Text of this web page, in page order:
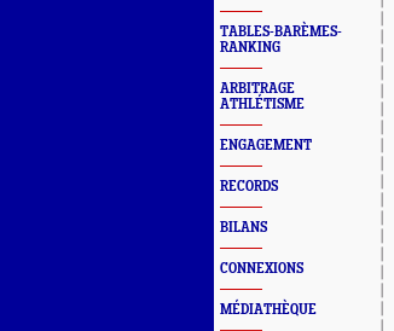
TABLES-BARÈMES-
RANKING
ARBITRAGE
ATHLÉTISME
ENGAGEMENT
RECORDS
BILANS
CONNEXIONS
MÉDIATHÈQUE